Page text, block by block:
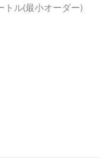
トル(最小オーダー)